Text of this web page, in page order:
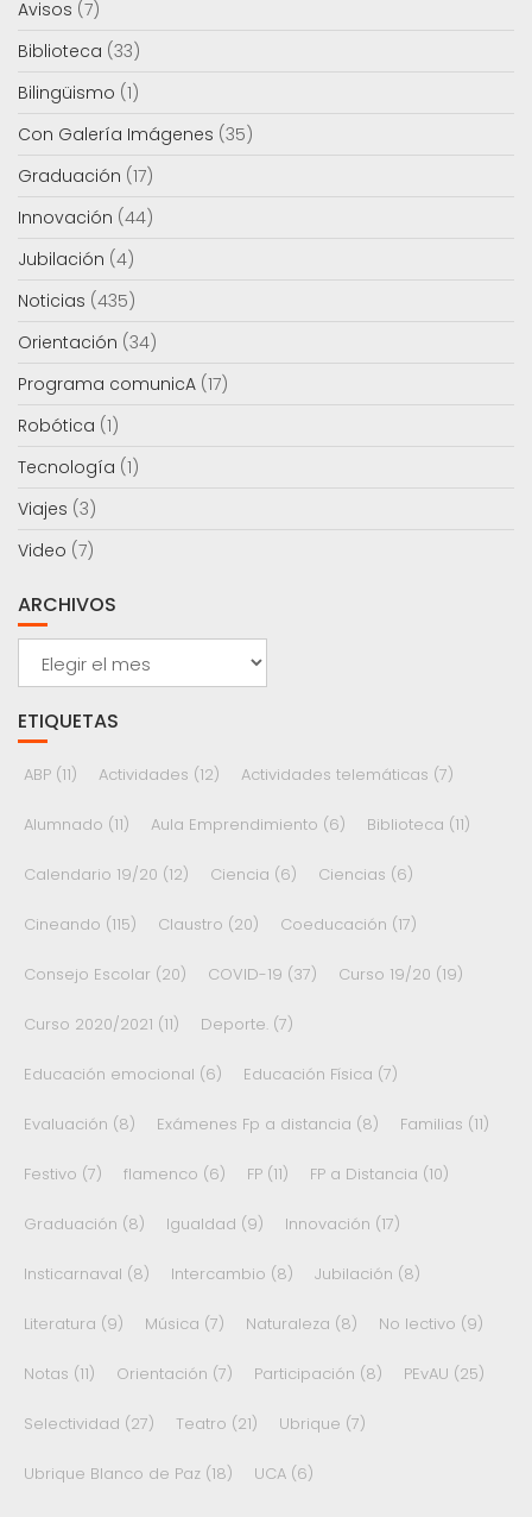
Avisos (7)
Biblioteca (33)
Bilingüismo (1)
Con Galería Imágenes (35)
Graduación (17)
Innovación (44)
Jubilación (4)
Noticias (435)
Orientación (34)
Programa comunicA (17)
Robótica (1)
Tecnología (1)
Viajes (3)
Video (7)
ARCHIVOS
ETIQUETAS
ABP (11) Actividades (12) Actividades telemáticas (7)
Alumnado (11) Aula Emprendimiento (6) Biblioteca (11)
Calendario 19/20 (12) Ciencia (6) Ciencias (6)
Cineando (115) Claustro (20) Coeducación (17)
Consejo Escolar (20) COVID-19 (37) Curso 19/20 (19)
Curso 2020/2021 (11) Deporte. (7)
Educación emocional (6) Educación Física (7)
Evaluación (8) Exámenes Fp a distancia (8) Familias (11)
Festivo (7) flamenco (6) FP (11) FP a Distancia (10)
Graduación (8) Igualdad (9) Innovación (17)
Insticarnaval (8) Intercambio (8) Jubilación (8)
Literatura (9) Música (7) Naturaleza (8) No lectivo (9)
Notas (11) Orientación (7) Participación (8) PEvAU (25)
Selectividad (27) Teatro (21) Ubrique (7)
Ubrique Blanco de Paz (18) UCA (6)